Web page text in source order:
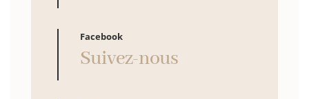
Facebook
Suivez-nous